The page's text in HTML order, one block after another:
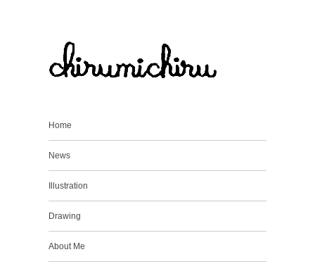
Home
News
Illustration
Drawing
About Me